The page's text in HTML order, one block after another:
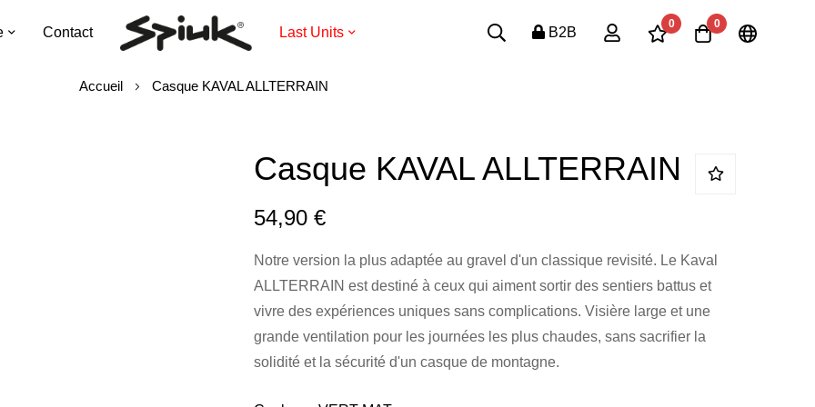
Contact Last Units B2B
0 0
Accueil Casque KAVAL ALLTERRAIN
Casque KAVAL ALLTERRAIN
54,90 €
Notre version la plus adaptée au gravel d'un classique revisité. Le Kaval
ALLTERRAIN est destiné à ceux qui aiment sortir des sentiers battus et
vivre des expériences uniques sans complications. Visière large et une
grande ventilation pour les journées les plus chaudes, sans sacrifier la
solidité et la sécurité d'un casque de montagne.